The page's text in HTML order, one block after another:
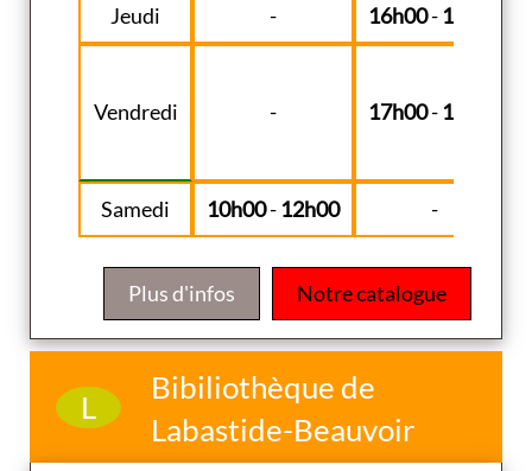
Jeudi - 16h00- 18h30
Vendredi - 17h00- 18h30
Samedi 10h00- 12h00 -
Notre catalogue
Plus d'infos
L
Bibiliothèque de
Labastide-Beauvoir